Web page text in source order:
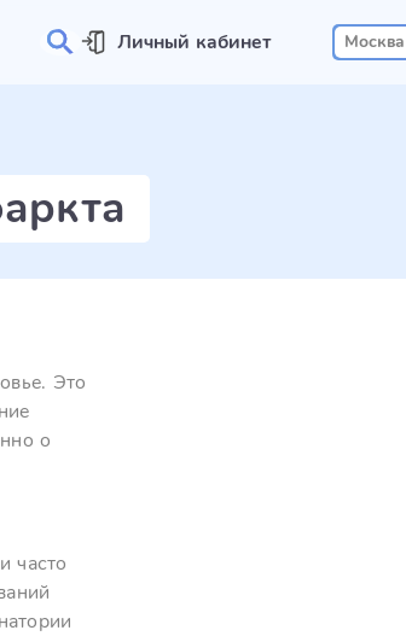
Личный кабинет Москва
Это
о
часто